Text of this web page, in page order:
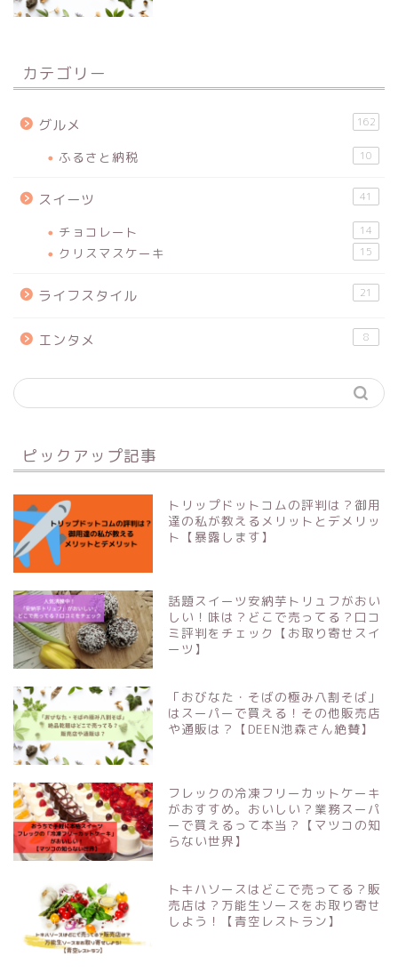
カテゴリー
グルメ 162
ふるさと納税 10
スイーツ 41
チョコレート 14
クリスマスケーキ 15
ライフスタイル 21
エンタメ 8
ピックアップ記事
トリップドットコムの評判は？御用
達の私が教えるメリットとデメリッ
ト【暴露します】
話題スイーツ安納芋トリュフがおい
しい！味は？どこで売ってる？口コ
ミ評判をチェック【お取り寄せスイ
ーツ】
「おびなた・そばの極み八割そば」
はスーパーで買える！その他販売店
や通販は？【DEEN池森さん絶賛】
フレックの冷凍フリーカットケーキ
がおすすめ。おいしい？業務スーパ
ーで買えるって本当？【マツコの知
らない世界】
トキハソースはどこで売ってる？販
売店は？万能生ソースをお取り寄せ
しよう！【青空レストラン】